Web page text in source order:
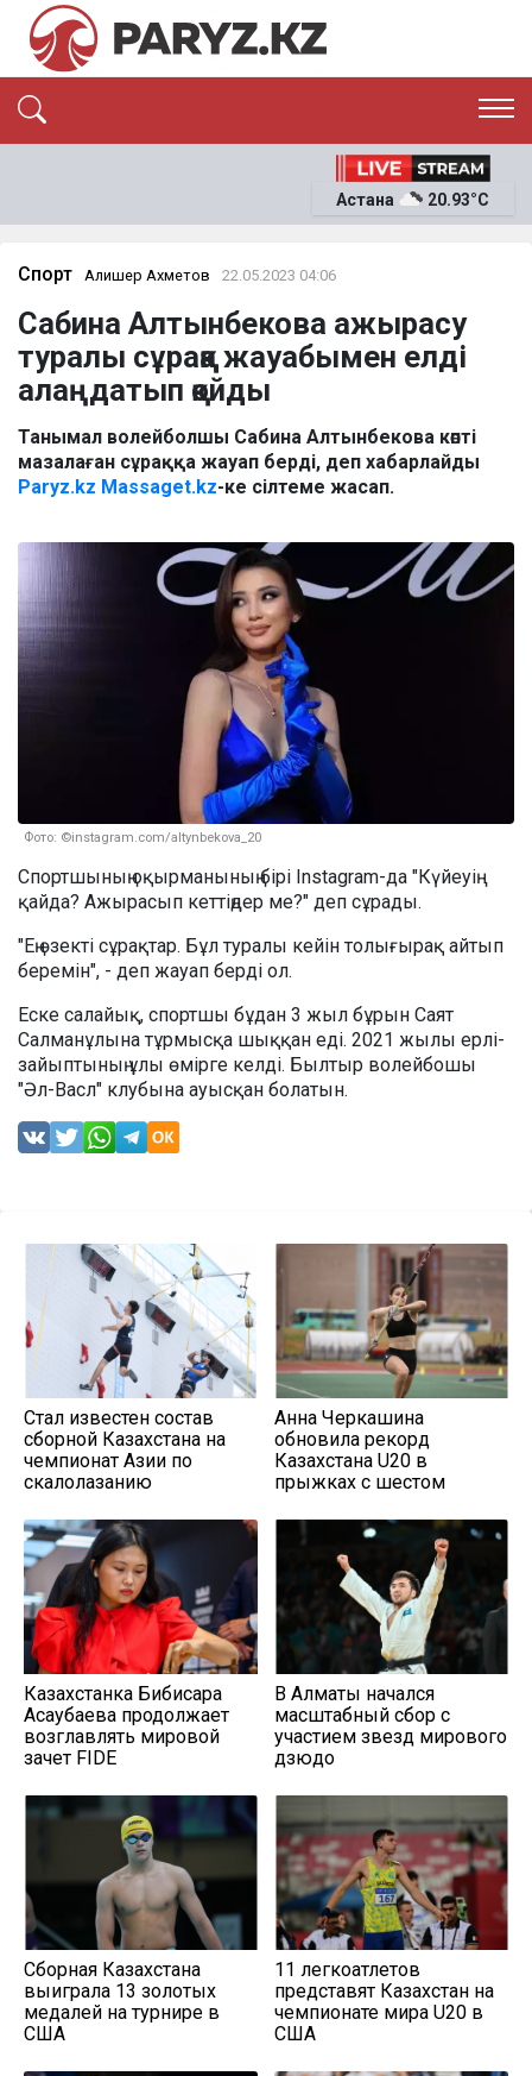
ЭКОНОМИКА
ОҚИҒА
News
Астана 20.93°C
Спорт Алишер Ахметов 22.05.2023 04:06
Сабина Алтынбекова ажырасу
туралы сұраққа жауабымен елді
алаңдатып қойды
Танымал волейболшы Сабина Алтынбекова көпті
мазалаған сұраққа жауап берді, деп хабарлайды
Paryz.kz Massaget.kz-ке сілтеме жасап.
Фото: ©instagram.com/altynbekova_20
Спортшының оқырманының бірі Instagram-да "Күйеуің
қайда? Ажырасып кеттіңдер ме?" деп сұрады.
"Ең өзекті сұрақтар. Бұл туралы кейін толығырақ айтып
беремін", - деп жауап берді ол.
Еске салайық, спортшы бұдан 3 жыл бұрын Саят
Салманұлына тұрмысқа шыққан еді. 2021 жылы ерлі-
зайыптының ұлы өмірге келді. Былтыр волейбошы
"Әл-Васл" клубына ауысқан болатын.
Стал известен состав
сборной Казахстана на
чемпионат Азии по
скалолазанию
Анна Черкашина
обновила рекорд
Казахстана U20 в
прыжках с шестом
Казахстанка Бибисара
Асаубаева продолжает
возглавлять мировой
зачет FIDE
В Алматы начался
масштабный сбор с
участием звезд мирового
дзюдо
Сборная Казахстана
выиграла 13 золотых
медалей на турнире в
США
11 легкоатлетов
представят Казахстан на
чемпионате мира U20 в
США